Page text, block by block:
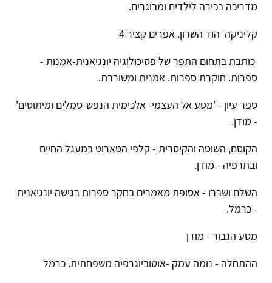
מדריכה בכירה לילדים ומבוגרים.
קליניקה הוד השרון. אפרים קציר 4
כותבת בתחום התפר של פסיכולוגיה יונגיאנית-אמנות -
ספרות. חוקרת ספרות. אמנית ומשוררת.
ספר עיון - 'מסע אל העצמי- אלכימית הנפש-סמלים ומיתוסים'
- מודן.
הקוסם, השוטה והקיסרית - קלפי הטארוט במעגל החיים
ובתרפיה - מודן.
השלם ושברו - אסופת מאמרים בחקר ספרות בגישה יונגיאנית
- כרמל.
מסע הגבור - מודן
ההתחלה - נומה עמק -אוטוביוגרפיה משפחתית. כרמל